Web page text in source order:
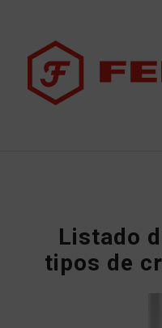
Listado
tipos de